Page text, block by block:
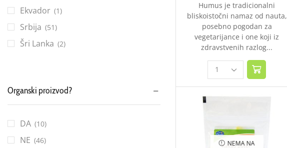
Humus je tradicionalni
bliskoistočni namaz od nauta,
posebno pogodan za
vegetarijance i one koji iz
zdravstvenih razlog...
NEMA NA
50g (9)
700g (2)
Ekvador (1)
Srbija (51)
Šri Lanka (2)
Organski proizvod?
DA (10)
NE (46)